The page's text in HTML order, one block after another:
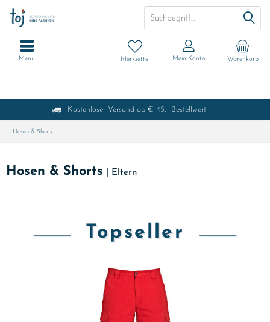
Kostenloser Versand ab € 45,- Bestellwert
Warenkorb
Merkzettel Mein Konto
Menü
Hosen & Shorts
Hosen & Shorts Eltern
Topseller